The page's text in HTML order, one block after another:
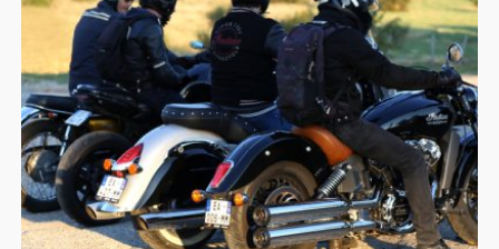
NEWSLETTER
SÍGUENOS